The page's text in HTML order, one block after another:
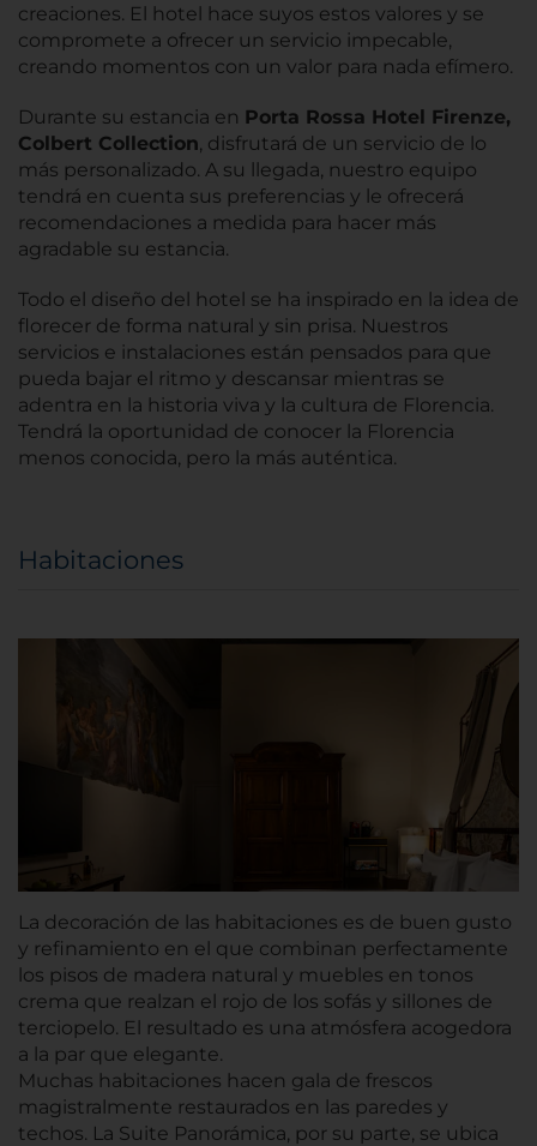
creaciones. El hotel hace suyos estos valores y se
compromete a ofrecer un servicio impecable,
creando momentos con un valor para nada efímero.
Durante su estancia en Porta Rossa Hotel Firenze,
Colbert Collection, disfrutará de un servicio de lo
más personalizado. A su llegada, nuestro equipo
tendrá en cuenta sus preferencias y le ofrecerá
recomendaciones a medida para hacer más
agradable su estancia.
Todo el diseño del hotel se ha inspirado en la idea de
florecer de forma natural y sin prisa. Nuestros
servicios e instalaciones están pensados para que
pueda bajar el ritmo y descansar mientras se
adentra en la historia viva y la cultura de Florencia.
Tendrá la oportunidad de conocer la Florencia
menos conocida, pero la más auténtica.
Habitaciones
La decoración de las habitaciones es de buen gusto
y refinamiento en el que combinan perfectamente
los pisos de madera natural y muebles en tonos
crema que realzan el rojo de los sofás y sillones de
terciopelo. El resultado es una atmósfera acogedora
a la par que elegante.
Muchas habitaciones hacen gala de frescos
magistralmente restaurados en las paredes y
techos. La Suite Panorámica, por su parte, se ubica